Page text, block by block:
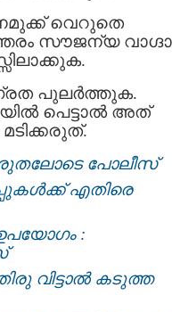
വെറുതെ
സൗജന്യ
പുലർത്തുക.
പെട്ടാൽ അത്
പോലീസ്
എതിരെ
:
വിട്ടാൽ കടുത്ത